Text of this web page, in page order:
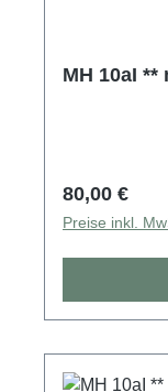
MH 10aI **
Regulärer
80,00 €
Preise inkl.